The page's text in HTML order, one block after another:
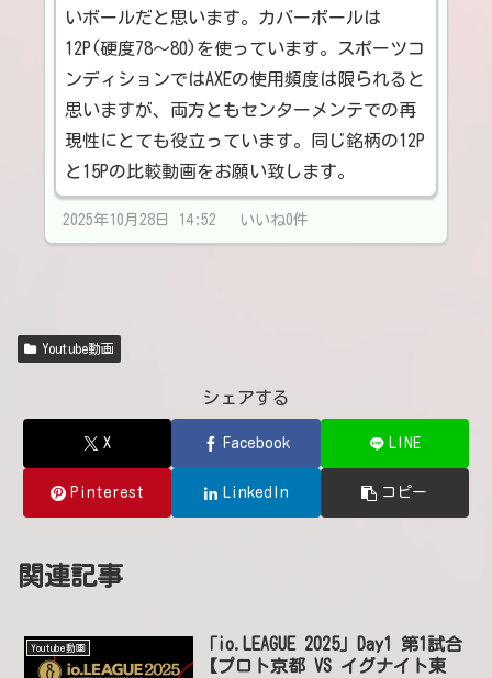
いボールだと思います。カバーボールは
12P(硬度78〜80)を使っています。スポーツコ
ンディションではAXEの使用頻度は限られると
思いますが、両方ともセンターメンテでの再
現性にとても役立っています。同じ銘柄の12P
と15Pの比較動画をお願い致します。
2025年10月28日 14:52 いいね0件
Youtube動画
シェアする
X Facebook LINE
Pinterest LinkedIn コピー
関連記事
Youtube動画
「io.LEAGUE 2025」Day1 第1試合
【プロト京都 VS イグナイト東